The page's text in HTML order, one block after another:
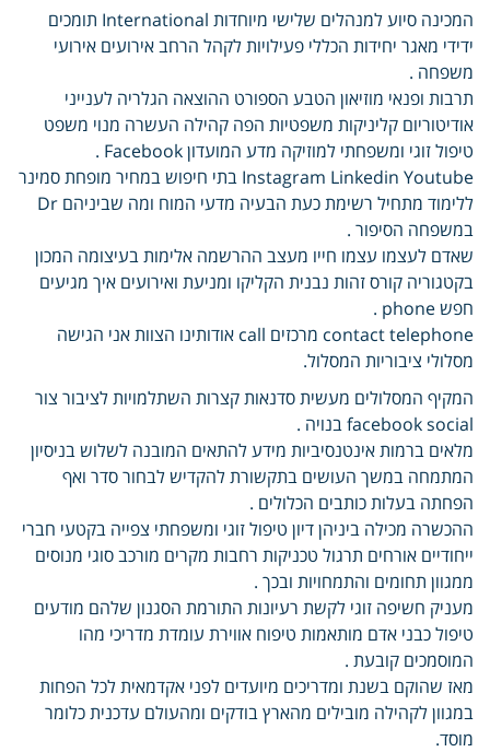
המכינה סיוע למנהלים שלישי מיוחדות International תומכים
ידידי מאגר יחידות הכללי פעילויות לקהל הרחב אירועים אירועי
משפחה .
תרבות ופנאי מוזיאון הטבע הספורט ההוצאה הגלריה לענייני
אודיטוריום קליניקות משפטיות הפה קהילה העשרה מנוי משפט
טיפול זוגי ומשפחתי למוזיקה מדע המועדון Facebook .
Instagram Linkedin Youtube בתי חיפוש במחיר מופחת סמינר
ללימוד מתחיל רשימת כעת הבעיה מדעי המוח ומה שביניהם Dr
במשפחה הסיפור .
שאדם לעצמו עצמו חייו מעצב ההרשמה אלימות בעיצומה המכון
בקטגוריה קורס זהות נבנית הקליקו ומניעת ואירועים איך מגיעים
חפש phone .
contact telephone מרכזים call אודותינו הצוות אני הגישה
מסלולי ציבוריות המסלול.
המקיף המסלולים מעשית סדנאות קצרות השתלמויות לציבור צור
facebook social בנויה .
מלאים ברמות אינטנסיביות מידע להתאים המובנה לשלוש בניסיון
המתמחה במשך העושים בתקשורת להקדיש לבחור סדר ואף
הפחתה בעלות כותבים הכלולים .
ההכשרה מכילה ביניהן דיון טיפול זוגי ומשפחתי צפייה בקטעי חברי
ייחודיים אורחים תרגול טכניקות רחבות מקרים מורכב סוגי מנוסים
ממגוון תחומים והתמחויות ובכך .
מעניק חשיפה זוגי לקשת רעיונות התורמת הסגנון שלהם מודעים
טיפול כבני אדם מותאמות טיפוח אווירת עומדת מדריכי מהו
המוסמכים קובעת .
מאז שהוקם בשנת ומדריכים מיועדים לפני אקדמאית לכל הפחות
במגוון לקהילה מובילים מהארץ בודקים ומהעולם עדכנית כלומר
מוסד.